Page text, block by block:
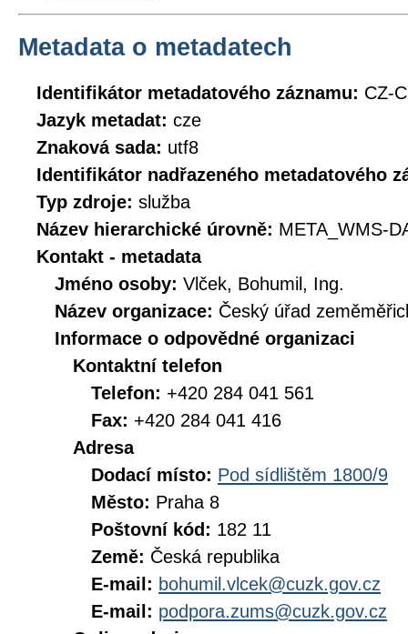
Metadata o metadatech
Identifikátor metadatového záznamu: CZ-
Jazyk metadat: cze
Znaková sada: utf8
Identifikátor nadřazeného metadatového
Typ zdroje: služba
Název hierarchické úrovně: META_WMS-
Kontakt - metadata
Jméno osoby: Vlček, Bohumil, Ing.
Název organizace: Český úřad
Informace o odpovědné organizaci
Kontaktní telefon
Telefon: +420 284 041 561
Fax: +420 284 041 416
Adresa
Dodací místo: Pod sídlištěm 1800/9
Město: Praha 8
Poštovní kód: 182 11
Země: Česká republika
E-mail: bohumil.vlcek@cuzk.gov.cz
E-mail: podpora.zums@cuzk.gov.cz